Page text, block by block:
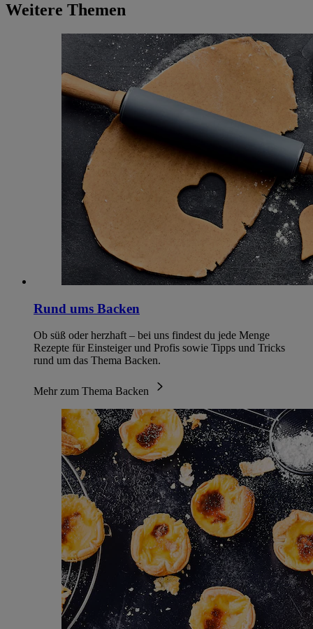
Weitere Themen
Rund ums Backen
Ob süß oder herzhaft – bei uns findest du jede Menge
Rezepte für Einsteiger und Profis sowie Tipps und Tricks
rund um das Thema Backen.
Mehr zum Thema Backen